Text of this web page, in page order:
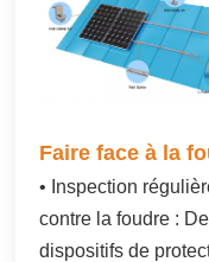
Faire face à la
• Inspection
contre la foudre :
dispositifs de